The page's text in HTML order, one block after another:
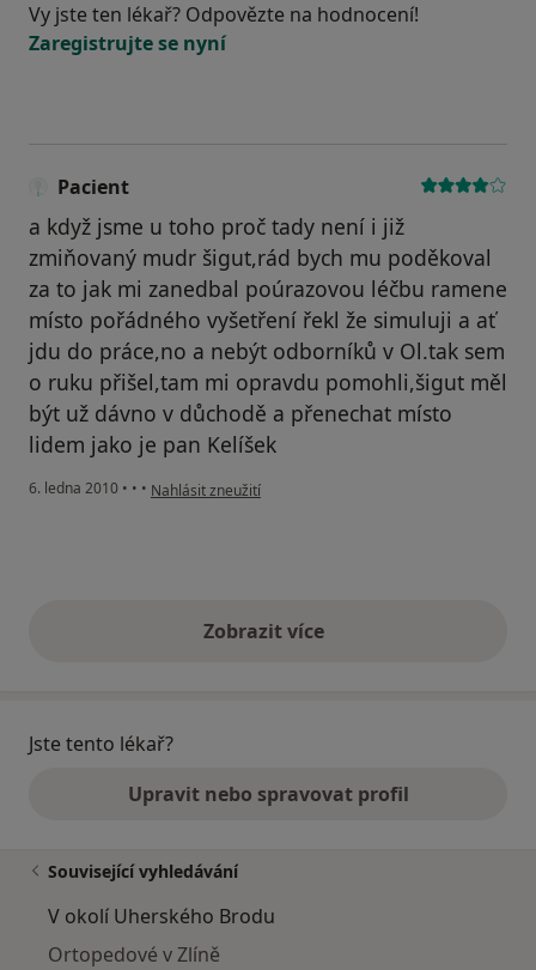
Vy jste ten lékař? Odpovězte na hodnocení!
Zaregistrujte se nyní
Pacient
a když jsme u toho proč tady není i již
zmiňovaný mudr šigut,rád bych mu poděkoval
za to jak mi zanedbal poúrazovou léčbu ramene
místo pořádného vyšetření řekl že simuluji a ať
jdu do práce,no a nebýt odborníků v Ol.tak sem
o ruku přišel,tam mi opravdu pomohli,šigut měl
být už dávno v důchodě a přenechat místo
lidem jako je pan Kelíšek
6. ledna 2010 • • • podle názoru uživatele Pacient
Nahlásit zneužití
Zobrazit vícevýše uvedené názory
Jste tento lékař?
Upravit nebo spravovat profil
Související vyhledávání
V okolí Uherského Brodu
Ortopedové v Zlíně